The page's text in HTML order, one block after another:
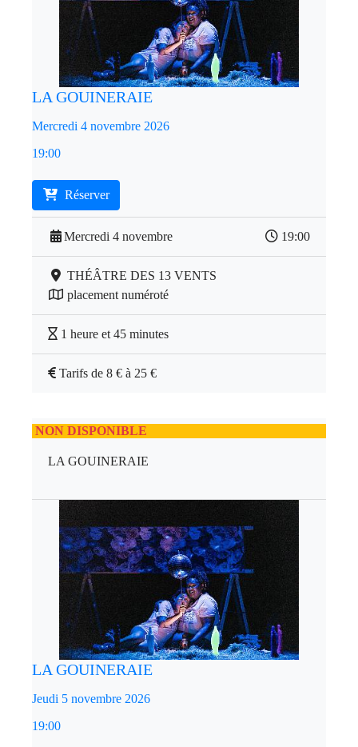
LA GOUINERAIE
Mercredi 4 novembre 2026
19:00
Réserver
Mercredi 4 novembre 19:00
THÉÂTRE DES 13 VENTS
placement numéroté
1 heure et 45 minutes
Tarifs de 8 € à 25 €
NON DISPONIBLE
LA GOUINERAIE
LA GOUINERAIE
Jeudi 5 novembre 2026
19:00